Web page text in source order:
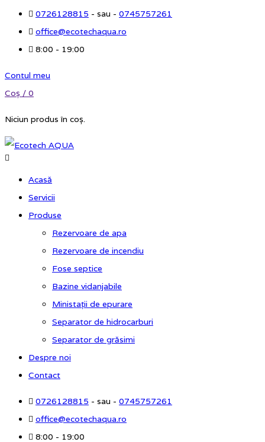
0726128815 - sau - 0745757261
office@ecotechaqua.ro
8:00 - 19:00
Contul meu
Coș / 0
Niciun produs în coș.
Acasă
Servicii
Produse
Rezervoare de apa
Rezervoare de incendiu
Fose septice
Bazine vidanjabile
Ministații de epurare
Separator de hidrocarburi
Separator de grăsimi
Despre noi
Contact
0726128815 - sau - 0745757261
office@ecotechaqua.ro
8:00 - 19:00